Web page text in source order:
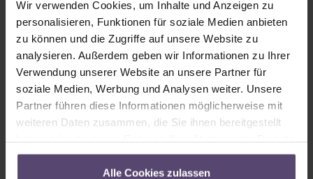
Wir verwenden Cookies, um Inhalte und Anzeigen zu
personalisieren, Funktionen für soziale Medien anbieten
zu können und die Zugriffe auf unsere Website zu
analysieren. Außerdem geben wir Informationen zu Ihrer
Verwendung unserer Website an unsere Partner für
soziale Medien, Werbung und Analysen weiter. Unsere
Partner führen diese Informationen möglicherweise mit
weiteren Daten zusammen, die Sie ihnen bereitgestellt
gesammelt haben.
Alle Cookies zulassen
Seitenführung (Pendelsicherung)
Ja Nein